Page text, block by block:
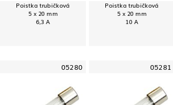
Poistka trubičková
5 x 20 mm
6,3 A
Poistka trubičková
5 x 20 mm
10 A
05280 05281